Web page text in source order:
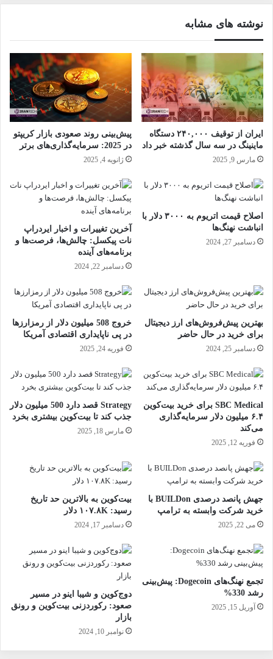
نوشته های مشابه
ایران از توقیف ۲۴۰,۰۰۰ دستگاه
ماینینگ در سه سال گذشته خبر داد
مارس 9, 2025
پیش‌بینی روند صعودی بازار کریپتو
در 2025: سرمایه‌گذاری‌های برتر
ژانویه 4, 2025
اصلاح قیمت اتریوم به ۳۰۰۰ دلار با
انباشت نهنگ‌ها
دسامبر 27, 2024
آخرین تغییرات و اخبار ایردراپ
نات پیکسل: چالش‌ها، فرصت‌ها و
برنامه‌های آینده
دسامبر 22, 2024
بهترین پیش‌فروش‌های ارز دیجیتال
برای خرید در حال حاضر
دسامبر 25, 2024
خروج 508 میلیون دلار از رمزارزها
در پی ناپایداری اقتصادی آمریکا
فوریه 24, 2025
SBC Medical برای خرید بیت‌کوین
۶.۴ میلیون دلار سرمایه‌گذاری
می‌کند
فوریه 12, 2025
Strategy قصد دارد 500 میلیون دلار
جذب کند تا بیت‌کوین بیشتری بخرد
مارس 18, 2025
جهش پانصد درصدی BUILDon با
خرید شرکت وابسته به ترامپ
می 22, 2025
بیت‌کوین به بالاترین حد تاریخ
رسید: ۱۰۷.۸K دلار
دسامبر 17, 2024
تجمع نهنگ‌های Dogecoin: پیش‌بینی
رشد 330%
آوریل 15, 2025
دوج‌کوین و شیبا اینو در مسیر
صعود: رکوردزنی بیت‌کوین و رونق
بازار
نوامبر 10, 2024